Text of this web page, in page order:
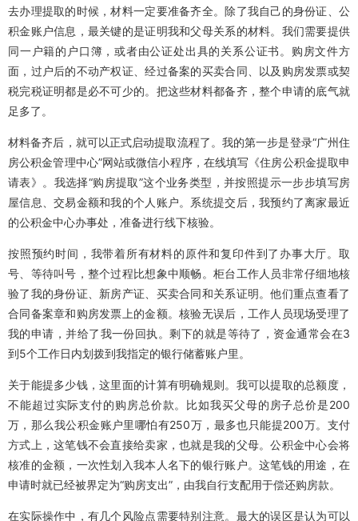
去办理提取的时候，材料一定要准备齐全。除了我自己的身份证、公
积金账户信息，最关键的是证明我和父母关系的材料。我们需要提供
同一户籍的户口簿，或者由公证处出具的关系公证书。购房文件方
面，过户后的不动产权证、经过备案的买卖合同、以及购房发票或契
税完税证明都是必不可少的。把这些材料都备齐，整个申请的底气就
足多了。
材料备齐后，就可以正式启动提取流程了。我的第一步是登录“广州住
房公积金管理中心”网站或微信小程序，在线填写《住房公积金提取申
请表》。我选择“购房提取”这个业务类型，并按照提示一步步填写房
屋信息、交易金额和我的个人账户。系统提交后，我预约了离家最近
的公积金中心办事处，准备进行线下核验。
按照预约时间，我带着所有材料的原件和复印件到了办事大厅。取
号、等待叫号，整个过程比想象中顺畅。柜台工作人员非常仔细地核
验了我的身份证、新房产证、买卖合同和关系证明。他们重点查看了
合同备案章和购房发票上的金额。核验无误后，工作人员现场受理了
我的申请，并给了我一份回执。剩下的就是等待了，资金通常会在3
到5个工作日内划拨到我指定的银行储蓄账户里。
关于能提多少钱，这里面的计算有明确规则。我可以提取的总额度，
不能超过实际支付的购房总价款。比如我买父母的房子总价是200
万，那么我公积金账户里哪怕有250万，最多也只能提200万。支付
方式上，这笔钱不会直接给卖家，也就是我的父母。公积金中心会将
核准的金额，一次性划入我本人名下的银行账户。这笔钱的用途，在
申请时就已经被界定为“购房支出”，由我自行支配用于偿还购房款。
在实际操作中，有几个风险点需要特别注意。最大的误区是认为可以